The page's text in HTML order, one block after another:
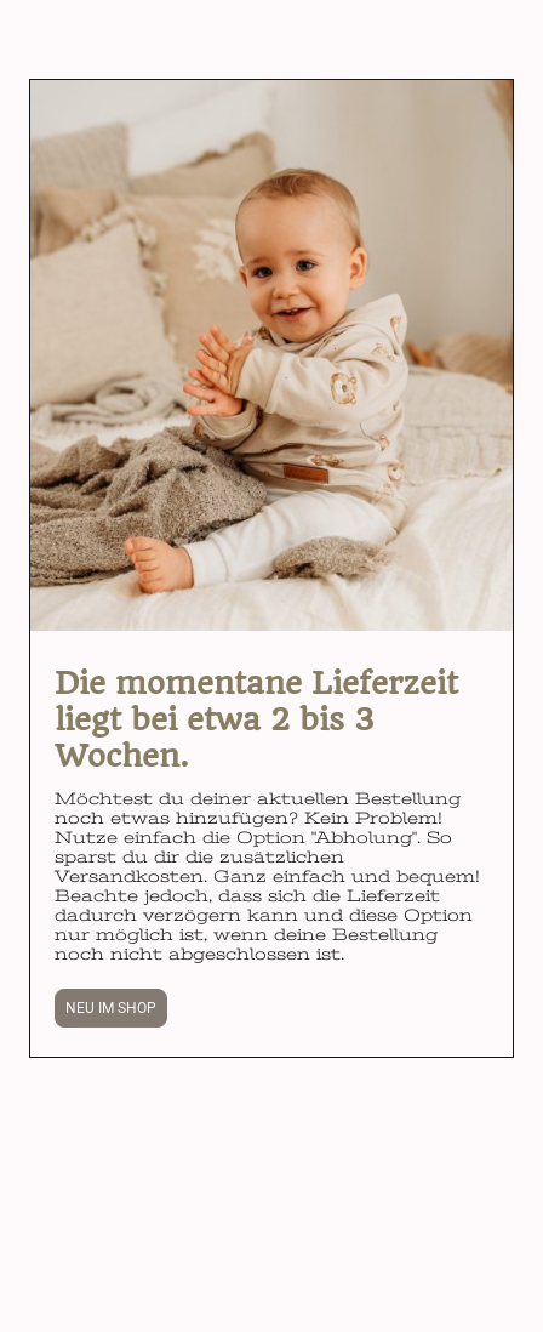
Die momentane Lieferzeit
liegt bei etwa 2 bis 3
Wochen.
Möchtest du deiner aktuellen Bestellung
noch etwas hinzufügen? Kein Problem!
Nutze einfach die Option "Abholung". So
sparst du dir die zusätzlichen
Versandkosten. Ganz einfach und bequem!
Beachte jedoch, dass sich die Lieferzeit
dadurch verzögern kann und diese Option
nur möglich ist, wenn deine Bestellung
noch nicht abgeschlossen ist.
NEU IM SHOP